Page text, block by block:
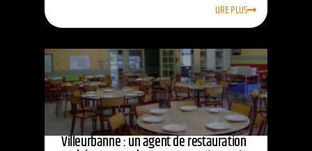
LIRE PLUS
Villeurbanne : un agent de restauration